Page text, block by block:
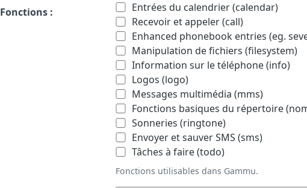
Fonctions :
Entrées du calendrier (calendar)
Recevoir et appeler (call)
Enhanced phonebook entries (eg.
Manipulation de fichiers (filesystem)
Information sur le téléphone (info)
Logos (logo)
Messages multimédia (mms)
Fonctions basiques du répertoire
Sonneries (ringtone)
Envoyer et sauver SMS (sms)
Tâches à faire (todo)
Fonctions utilisables dans Gammu.